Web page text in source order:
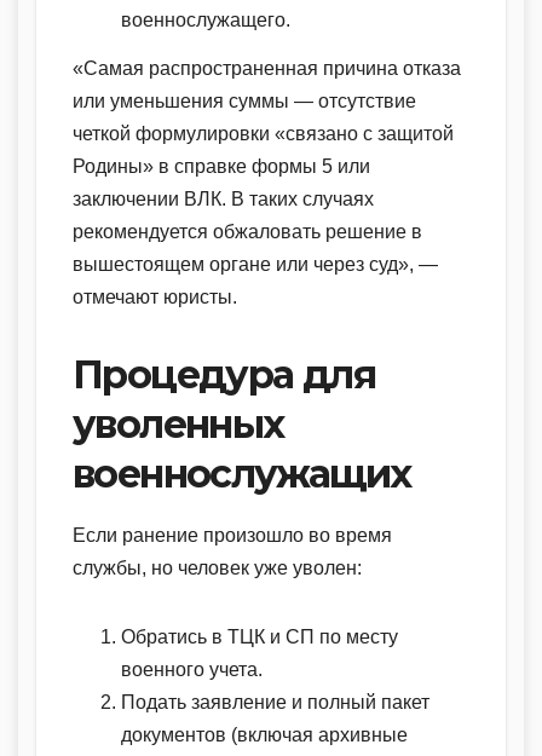
военнослужащего.
«Самая распространенная причина отказа
или уменьшения суммы — отсутствие
четкой формулировки «связано с защитой
Родины» в справке формы 5 или
заключении ВЛК. В таких случаях
рекомендуется обжаловать решение в
вышестоящем органе или через суд», —
отмечают юристы.
Процедура для
уволенных
военнослужащих
Если ранение произошло во время
службы, но человек уже уволен:
Обратись в ТЦК и СП по месту
военного учета.
Подать заявление и полный пакет
документов (включая архивные